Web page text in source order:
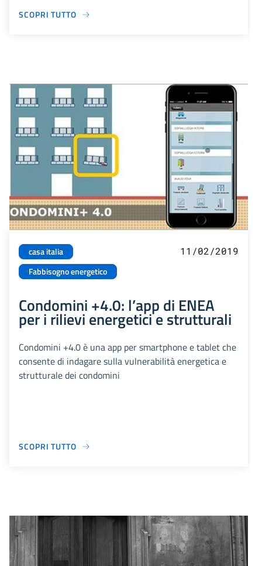
SCOPRI TUTTO
casa italia
Fabbisogno energetico
11/02/2019
Condomini +4.0: l’app di ENEA
per i rilievi energetici e strutturali
Condomini +4.0 è una app per smartphone e tablet che
consente di indagare sulla vulnerabilità energetica e
strutturale dei condomini
SCOPRI TUTTO